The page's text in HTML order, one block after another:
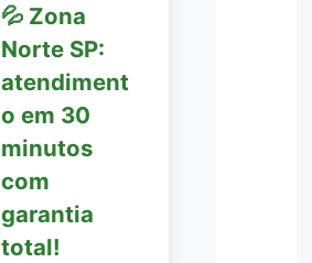
💦 Zona
Norte SP:
atendiment
o em 30
minutos
com
garantia
total!